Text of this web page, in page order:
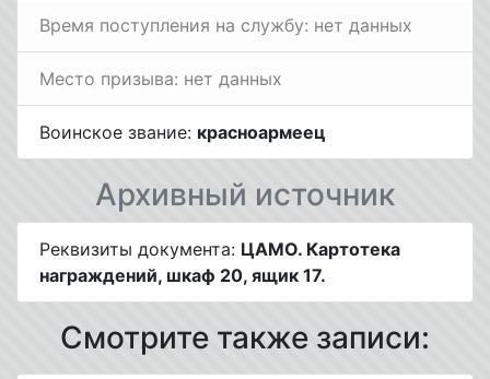
Время поступления на службу: нет данных
Место призыва: нет данных
Воинское звание: красноармеец
Архивный источник
Реквизиты документа: ЦАМО. Картотека
награждений, шкаф 20, ящик 17.
Смотрите также записи: